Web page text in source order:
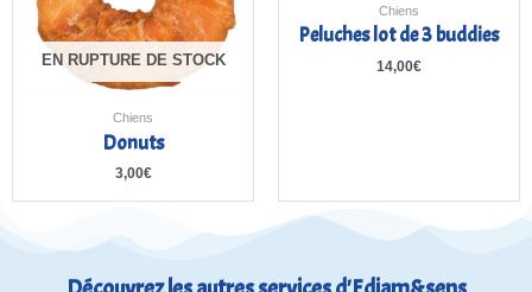
EN RUPTURE DE STOCK
Chiens
Donuts
3,00€
Chiens
Peluches lot de 3 buddies
14,00€